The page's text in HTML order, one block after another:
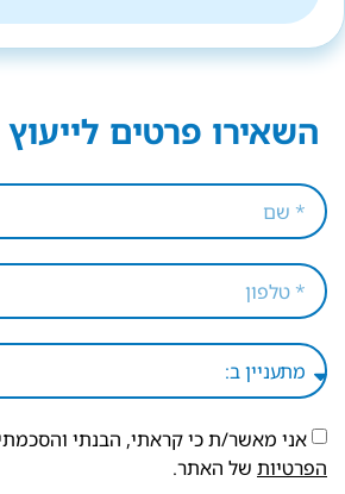
השאירו פרטים
אני מאשר/ת כי קראתי, הבנתי
הפרטיות של האתר.